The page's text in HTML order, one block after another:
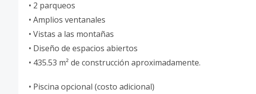
• 2 parqueos
• Amplios ventanales
• Vistas a las montañas
• Diseño de espacios abiertos
• 435.53 m² de construcción aproximadamente.
• Piscina opcional (costo adicional)